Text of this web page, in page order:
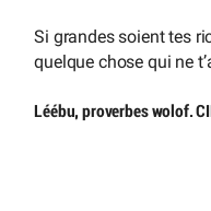
Si grandes soient tes
quelque chose qui ne
Léébu, proverbes wolof.